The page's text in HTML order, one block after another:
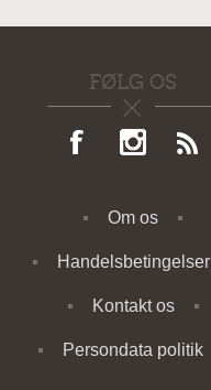
FØLG OS
Om os
Handelsbetingelser
Kontakt os
Persondata politik